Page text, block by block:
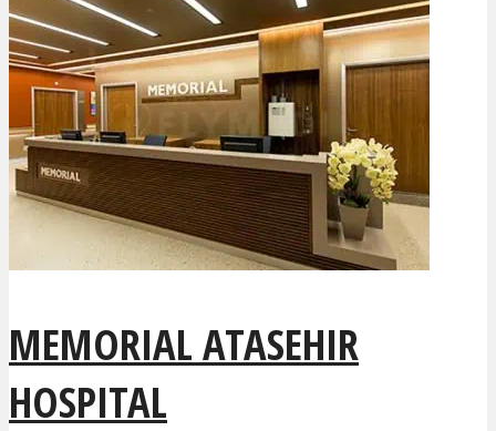
MEMORIAL ATASEHIR
HOSPITAL